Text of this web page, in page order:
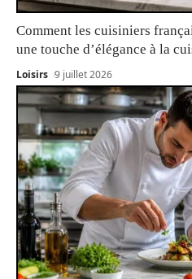
Comment les cuisiniers
une touche d’élégance à la
Loisirs 9 juillet 2026